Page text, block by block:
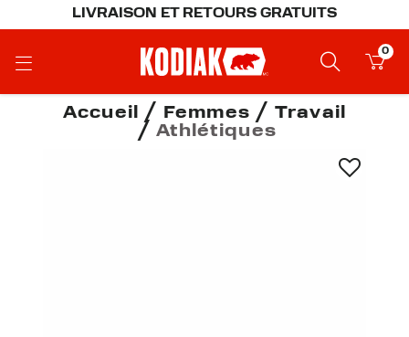
LIVRAISON ET RETOURS GRATUITS
0
Accueil Femmes
Travail
Athlétiques